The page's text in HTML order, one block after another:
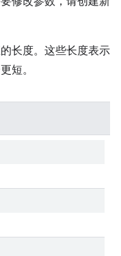
长度。这些长度表示
短。